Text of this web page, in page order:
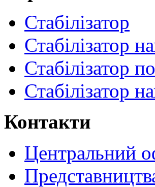
Стабілізатор
Стабілізатор
Стабілізатор
Стабілізатор
Контакти
Центральний